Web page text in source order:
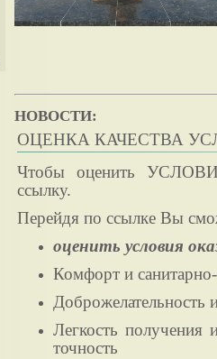
НОВОСТИ:
ОЦЕНКА КАЧЕСТВА
Чтобы оценить
ссылку.
Перейдя по ссылке Вы
оценить условия
Комфорт и
Доброжелательность
Легкость получения
точность